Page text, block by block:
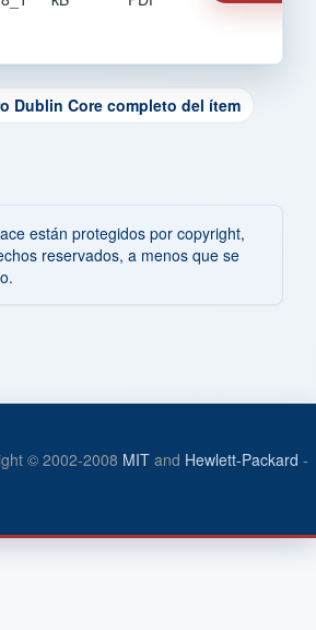
Dublin Core completo del ítem
están protegidos por copyright,
reservados, a menos que se
© 2002-2008 MIT and Hewlett-Packard -